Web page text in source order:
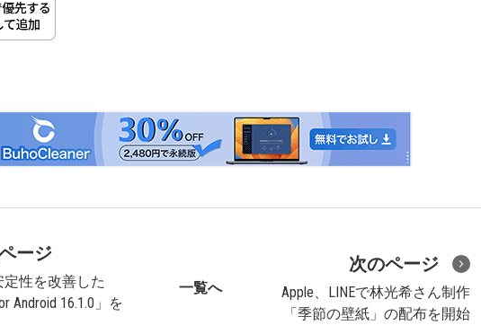
ージ
定性を改善した
Android 16.1.0」を
一覧へ
次のページ
Apple、LINEで林光希さん制作
「季節の壁紙」の配布を開始